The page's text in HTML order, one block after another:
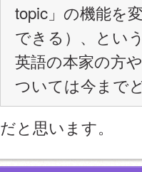
topic」の機能を
できる）、とい
英語の本家の方
ついては今まで
だと思います。